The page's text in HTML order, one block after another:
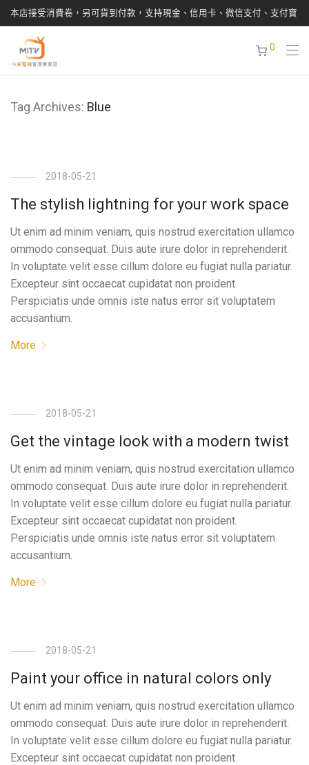
本店接受消費卷，另可貨到付款，支持現金、信用卡、微信支付、支付寶
0
Tag Archives: Blue
2018-05-21
The stylish lightning for your work space
Ut enim ad minim veniam, quis nostrud exercitation ullamco
ommodo consequat. Duis aute irure dolor in reprehenderit.
In voluptate velit esse cillum dolore eu fugiat nulla pariatur.
Excepteur sint occaecat cupidatat non proident.
Perspiciatis unde omnis iste natus error sit voluptatem
accusantium.
More
2018-05-21
Get the vintage look with a modern twist
Ut enim ad minim veniam, quis nostrud exercitation ullamco
ommodo consequat. Duis aute irure dolor in reprehenderit.
In voluptate velit esse cillum dolore eu fugiat nulla pariatur.
Excepteur sint occaecat cupidatat non proident.
Perspiciatis unde omnis iste natus error sit voluptatem
accusantium.
More
2018-05-21
Paint your office in natural colors only
Ut enim ad minim veniam, quis nostrud exercitation ullamco
ommodo consequat. Duis aute irure dolor in reprehenderit.
In voluptate velit esse cillum dolore eu fugiat nulla pariatur.
Excepteur sint occaecat cupidatat non proident.